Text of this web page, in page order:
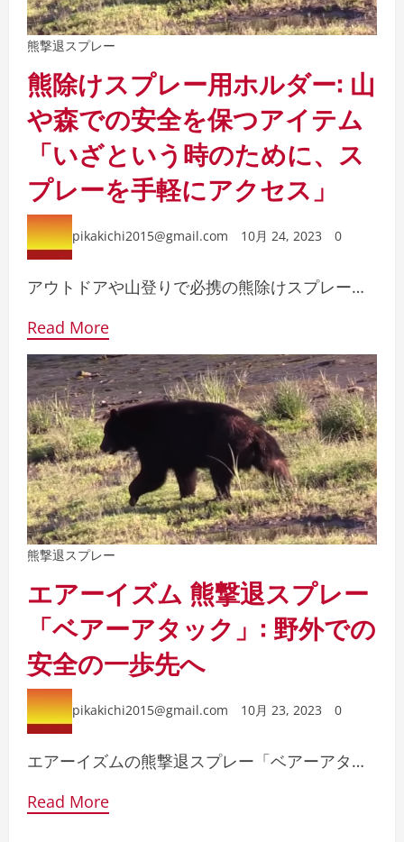
熊撃退スプレー
熊除けスプレー用ホルダー: 山
や森での安全を保つアイテム
「いざという時のために、ス
プレーを手軽にアクセス」
pikakichi2015@gmail.com 10月 24, 2023 0
アウトドアや山登りで必携の熊除けスプレー…
Read More
熊撃退スプレー
エアーイズム 熊撃退スプレー
「ベアーアタック」: 野外での
安全の一歩先へ
pikakichi2015@gmail.com 10月 23, 2023 0
エアーイズムの熊撃退スプレー「ベアーアタ…
Read More